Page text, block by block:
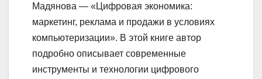
Мадянова — «Цифровая экономика:
маркетинг, реклама и продажи в условиях
компьютеризации». В этой книге автор
подробно описывает современные
инструменты и технологии цифрового